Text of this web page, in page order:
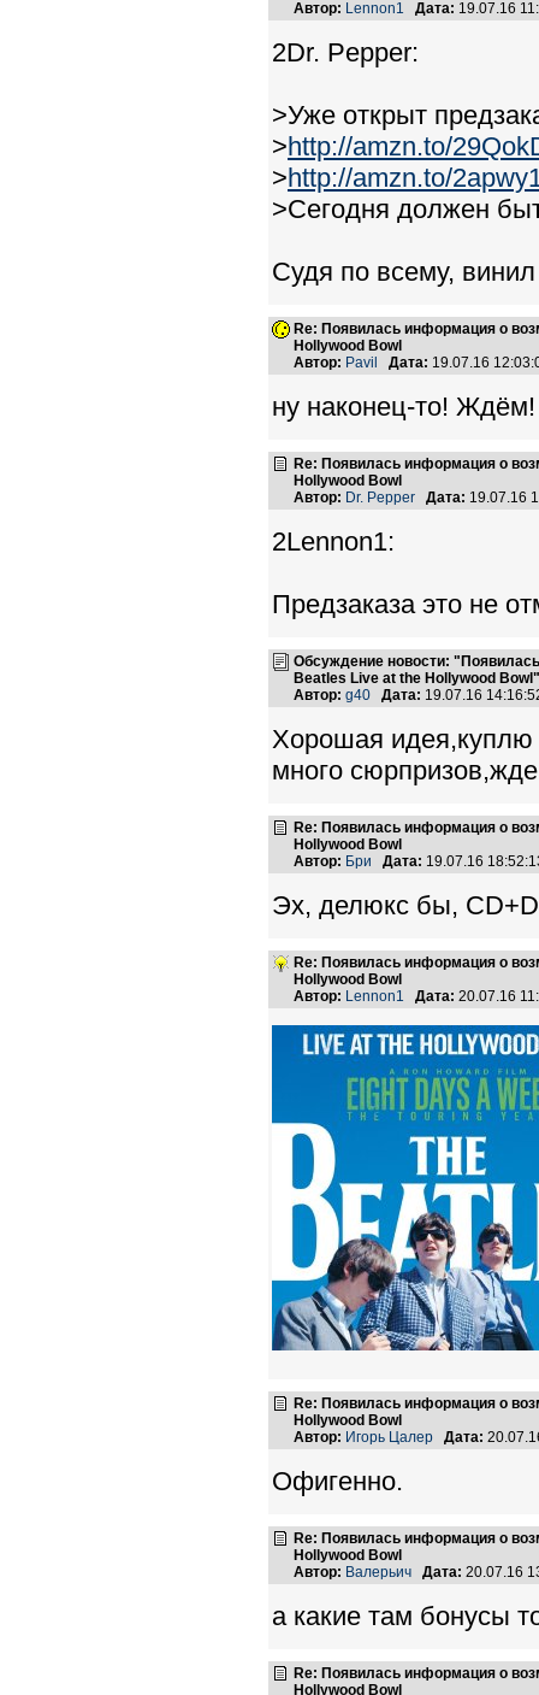
Автор: Lennon1 Дата: 19.07.16
2Dr. Pepper:
>Уже открыт
>http://amzn.to/
>http://amzn.to/
>Сегодня должен
Судя по всему,
Re: Появилась информация о
Hollywood Bowl
Автор: Pavil Дата: 19.07.16
ну наконец-то! Ждём!
Re: Появилась информация о
Hollywood Bowl
Автор: Dr. Pepper Дата: 19.07.16
2Lennon1:
Предзаказа это не
Обсуждение новости:
Beatles Live at the Hollywood Bowl"
Автор: g40 Дата: 19.07.16
Хорошая идея,куплю
много
Re: Появилась информация о
Hollywood Bowl
Автор: Бри Дата: 19.07.16
Эх, делюкс бы,
Re: Появилась информация о
Hollywood Bowl
Автор: Lennon1 Дата: 20.07.16
Re: Появилась информация о
Hollywood Bowl
Автор: Игорь Цалер Дата:
Офигенно.
Re: Появилась информация о
Hollywood Bowl
Автор: Валерьич Дата: 20.07.16
а какие там бонусы
Re: Появилась информация о
Hollywood Bowl